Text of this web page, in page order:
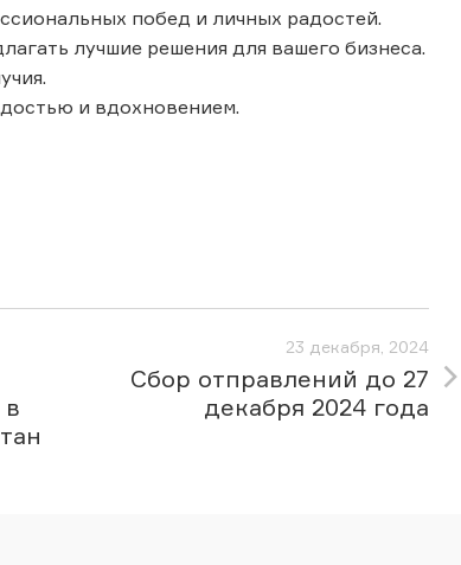
побед и личных радостей.
лучшие решения для вашего бизнеса.
и вдохновением.
23 декабря, 2024
Сбор отправлений до 27
декабря 2024 года